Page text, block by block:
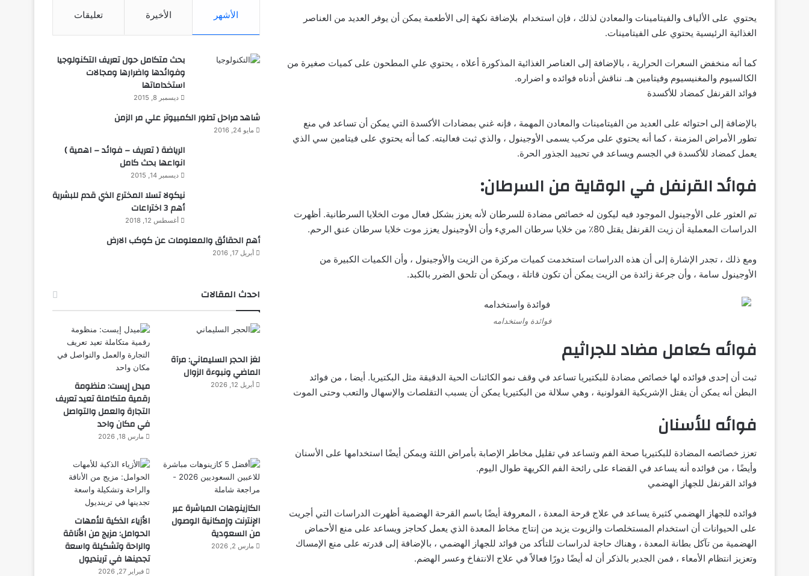
يحتوي على الألياف والفيتامينات والمعادن لذلك ، فإن استخدام بلإضافة نكهة إلى الأطعمة يمكن أن يوفر العديد من العناصر
الغذائية الرئيسية يحتوي على الفيتامينات.
كما أنه منخفض السعرات الحرارية ، بالإضافة إلى العناصر الغذائية المذكورة أعلاه ، يحتوي علي المطحون على كميات صغيرة من
الكالسيوم والمغنيسيوم وفيتامين هـ. نناقش أدناه فوائده و اضراره.
فوائد القرنفل كمضاد للأكسدة
بالإضافة إلى احتوائه على العديد من الفيتامينات والمعادن المهمة ، فإنه غني بمضادات الأكسدة التي يمكن أن تساعد في منع
تطور الأمراض المزمنة ، كما أنه يحتوي على مركب يسمى الأوجينول ، والذي ثبت فعاليته. كما أنه يحتوي على فيتامين سي الذي
يعمل كمضاد للأكسدة في الجسم ويساعد في تحييد الجذور الحرة.
فوائد القرنفل في الوقاية من السرطان:
تم العثور على الأوجينول الموجود فيه ليكون له خصائص مضادة للسرطان لأنه يعزز بشكل فعال موت الخلايا السرطانية. أظهرت
الدراسات المعملية أن زيت القرنفل يقتل 80٪ من خلايا سرطان المريء وأن الأوجينول يعزز موت خلايا سرطان عنق الرحم.
ومع ذلك ، تجدر الإشارة إلى أن هذه الدراسات استخدمت كميات مركزة من الزيت والأوجينول ، وأن الكميات الكبيرة من
الأوجينول سامة ، وأن جرعة زائدة من الزيت يمكن أن تكون قاتلة ، ويمكن أن تلحق الضرر بالكبد.
فوائدة واستخدامه
فوائه كعامل مضاد للجراثيم
ثبت أن إحدى فوائده لها خصائص مضادة للبكتيريا تساعد في وقف نمو الكائنات الحية الدقيقة مثل البكتيريا. أيضا ، من فوائد
البطن أنه يمكن أن يقتل الإشريكية القولونية ، وهي سلالة من البكتيريا يمكن أن يسبب التقلصات والإسهال والتعب وحتى الموت
فوائه للأسنان
تعزز خصائصه المضادة للبكتيريا صحة الفم وتساعد في تقليل مخاطر الإصابة بأمراض اللثة ويمكن أيضًا استخدامها على الأسنان
وأيضًا ، من فوائده أنه يساعد في القضاء على رائحة الفم الكريهة طوال اليوم.
فوائد القرنفل للجهاز الهضمي
فوائده للجهاز الهضمي كثيرة يساعد في علاج قرحة المعدة ، المعروفة أيضًا باسم القرحة الهضمية أظهرت الدراسات التي أجريت
على الحيوانات أن استخدام المستخلصات والزيوت يزيد من إنتاج مخاط المعدة الذي يعمل كحاجز ويساعد على منع الأحماض
الهضمية من تآكل بطانة المعدة ، وهناك حاجة لدراسات للتأكد من فوائد للجهاز الهضمي ، بالإضافة إلى قدرته على منع الإمساك
وتعزيز انتظام الأمعاء ، فمن الجدير بالذكر أن له أيضًا دورًا فعالاً في علاج الانتفاخ وعسر الهضم.
الأشهر الأخيرة تعليقات
بحث متكامل حول تعريف التكنولوجيا
وفوائدها واضرارها ومجالات
استخداماتها
ديسمبر 8, 2015
شاهد مراحل تطور الكمبيوتر علي مر الزمن
مايو 24, 2016
الرياضة ( تعريف – فوائد – اهمية )
انواعها بحث كامل
ديسمبر 14, 2015
نيكولا تسلا المخترع الذي قدم للبشرية
أهم 3 اختراعات
أغسطس 12, 2018
أهم الحقائق والمعلومات عن كوكب الارض
أبريل 17, 2016
احدث المقالات
لغز الحجر السليماني: مرآة
الماضي ونبوءة الزوال
أبريل 12, 2026
ميدل إيست: منظومة
رقمية متكاملة تعيد تعريف
التجارة والعمل والتواصل
في مكان واحد
مارس 18, 2026
الكازينوهات المباشرة عبر
الإنترنت وإمكانية الوصول
من السعودية
مارس 2, 2026
الأزياء الذكية للأمهات
الحوامل: مزيج من الأناقة
والراحة وتشكيلة واسعة
تجدينها في ترينديول
فبراير 27, 2026